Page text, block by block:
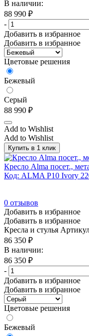
В наличии:
88 990 ₽
-
Добавить в избранное
Добавить в избранное
Цветовые решения
Бежевый
Серый
88 990 ₽
Add to Wishlist
Add to Wishlist
Купить в 1 клик
Кресло Alma посет.,
Код: ALMA P10 Ivory
0 отзывов
Добавить в избранное
Добавить в избранное
Кресла и стулья
86 350 ₽
В наличии:
86 350 ₽
-
Добавить в избранное
Добавить в избранное
Цветовые решения
Бежевый